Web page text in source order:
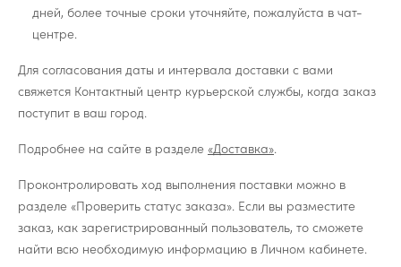
дней, более точные сроки уточняйте, пожалуйста в чат-
центре.
Для согласования даты и интервала доставки с вами
свяжется Контактный центр курьерской службы, когда заказ
поступит в ваш город.
Подробнее на сайте в разделе «Доставка».
Проконтролировать ход выполнения поставки можно в
разделе «Проверить статус заказа». Если вы разместите
заказ, как зарегистрированный пользователь, то сможете
найти всю необходимую информацию в Личном кабинете.